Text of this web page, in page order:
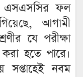
এসএসসির ফল
আগামী
যে পরীক্ষা
হতে পারে।
সপ্তাহেই নবম